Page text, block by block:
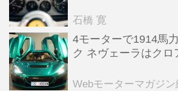
石橋 寛
4モーターで1914馬
ク ネヴェーラはクロ
全版／115】
Webモーターマガジン